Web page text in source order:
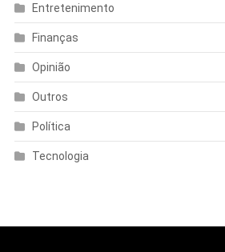
Entretenimento
Finanças
Opinião
Outros
Política
Tecnologia